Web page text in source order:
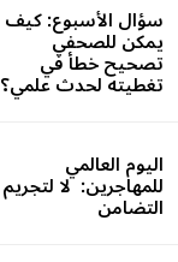
سؤال الأسبوع: كيف
يمكن للصحفي
تصحيح خطأ في
تغطيته لحدث علمي؟
اليوم العالمي
للمهاجرين: لا لتجريم
التضامن